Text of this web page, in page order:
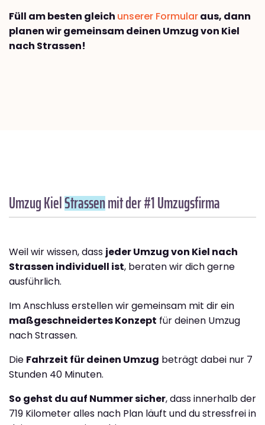
Füll am besten gleich unserer Formularaus, dann
planen wir gemeinsam deinen Umzug von Kiel
nach Strassen!
Umzug KielStrassenmit der #1 Umzugsfirma
Weil wir wissen, dass jeder Umzug von Kiel nach
Strassen individuell ist, beraten wir dich gerne
ausführlich.
Im Anschluss erstellen wir gemeinsam mit dir ein
maßgeschneidertes Konzept für deinen Umzug
nach Strassen.
Die Fahrzeit für deinen Umzug beträgt dabei nur 7
Stunden 40 Minuten.
So gehst du auf Nummer sicher, dass innerhalb der
719 Kilometer alles nach Plan läuft und du stressfrei in